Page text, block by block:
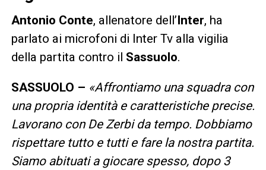
Antonio Conte, allenatore dell’Inter, ha
parlato ai microfoni di Inter Tv alla vigilia
della partita contro il Sassuolo.
SASSUOLO – «Affrontiamo una squadra con
una propria identità e caratteristiche precise.
Lavorano con De Zerbi da tempo. Dobbiamo
rispettare tutto e tutti e fare la nostra partita.
Siamo abituati a giocare spesso, dopo 3